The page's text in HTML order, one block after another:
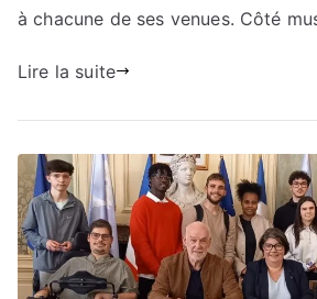
à chacune de ses venues. Côté
Lire la suite